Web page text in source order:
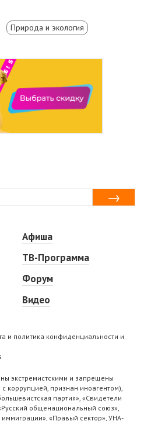
Природа и экология
Афиша
ТВ-Программа
Форум
Видео
и политика конфиденциальности и
экстремистскими и запрещены
признан иноагентом),
партия», «Свидетели
общенациональный союз»,
«Правый сектор», УНА-